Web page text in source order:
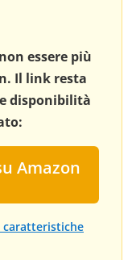
essere più
Il link resta
disponibilità
Amazon